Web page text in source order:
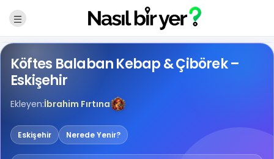
Köftes Balaban Kebap & Çibörek –
Eskişehir
Ekleyen:İbrahim Fırtına
Eskişehir Nerede Yenir?